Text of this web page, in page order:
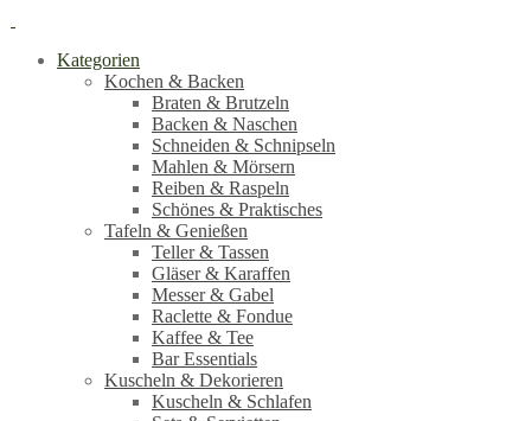
Kategorien
Kochen & Backen
Braten & Brutzeln
Backen & Naschen
Schneiden & Schnipseln
Mahlen & Mörsern
Reiben & Raspeln
Schönes & Praktisches
Tafeln & Genießen
Teller & Tassen
Gläser & Karaffen
Messer & Gabel
Raclette & Fondue
Kaffee & Tee
Bar Essentials
Kuscheln & Dekorieren
Kuscheln & Schlafen